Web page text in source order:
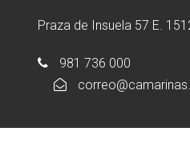
Praza de Insuela 57 E.
981 736 000